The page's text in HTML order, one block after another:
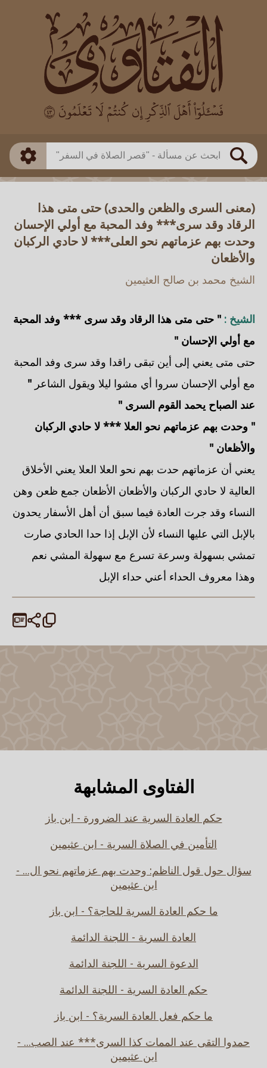
بحث
العالم
بن باز
بن العثيمين
اللجنة الدائمة
طريقة البحث
ذكي
(معنى السرى والظعن والحدى) حتى متى هذا
الرقاد وقد سرى*** وفد المحبة مع أولي الإحسان
وحدت بهم عزماتهم نحو العلى*** لا حادي الركبان
والأظعان
الشيخ محمد بن صالح العثيمين
الشيخ : " حتى متى هذا الرقاد وقد سرى *** وفد المحبة
مع أولي الإحسان "
حتى متى يعني إلى أين تبقى راقدا وقد سرى وفد المحبة
مع أولي الإحسان سروا أي مشوا ليلا ويقول الشاعر "
عند الصباح يحمد القوم السرى "
" وحدت بهم عزماتهم نحو العلا *** لا حادي الركبان
والأظعان "
يعني أن عزماتهم حدت بهم نحو العلا العلا يعني الأخلاق
العالية لا حادي الركبان والأظعان الأظعان جمع ظعن وهن
النساء وقد جرت العادة فيما سبق أن أهل الأسفار يحدون
بالإبل التي عليها النساء لأن الإبل إذا حدا الحادي صارت
تمشي بسهولة وسرعة تسرع مع سهولة المشي نعم
وهذا معروف الحداء أعني حداء الإبل
الفتاوى المشابهة
حكم العادة السرية عند الضرورة - ابن باز
التأمين في الصلاة السرية - ابن عثيمين
سؤال حول قول الناظم: وحدت بهم عزماتهم نحو ال... -
ابن عثيمين
ما حكم العادة السرية للحاجة؟ - ابن باز
العادة السرية - اللجنة الدائمة
الدعوة السرية - اللجنة الدائمة
حكم العادة السرية - اللجنة الدائمة
ما حكم فعل العادة السرية؟ - ابن باز
حمدوا التقى عند الممات كذا السرى*** عند الصب... -
ابن عثيمين